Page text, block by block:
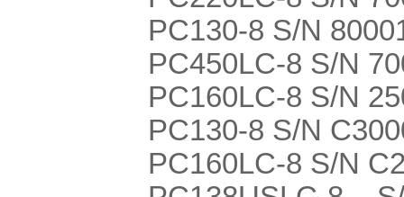
PC130-8 S/N
PC450LC-8 S/N
PC160LC-8 S/N
PC130-8 S/N
PC160LC-8 S/N